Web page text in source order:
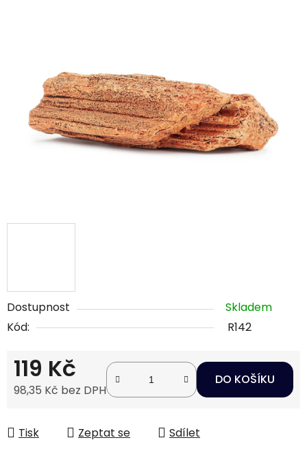
Dostupnost
Skladem
Kód:
R142
119 Kč
98,35 Kč bez DPH
DO KOŠÍKU
Tisk Zeptat se Sdílet
hvězdiček.